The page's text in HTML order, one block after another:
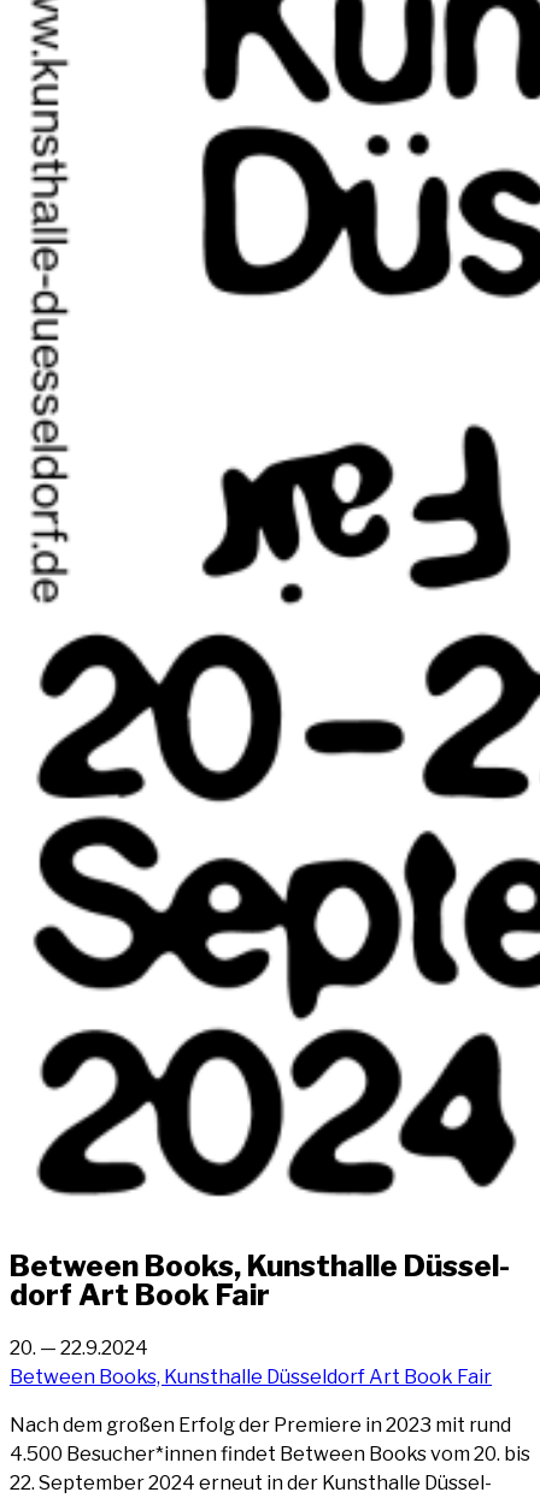
Bet­ween Books, Kunst­hal­le Düs­sel­
dorf Art Book Fair
20. — 22.9.2024
Bet­ween Books, Kunst­hal­le Düs­sel­dorf Art Book Fair
Nach dem gro­ßen Erfolg der Pre­mie­re in 2023 mit rund
4.500 Besucher*innen fin­det Bet­ween Books vom 20. bis
22. Sep­tem­ber 2024 erneut in der Kunst­hal­le Düs­sel­